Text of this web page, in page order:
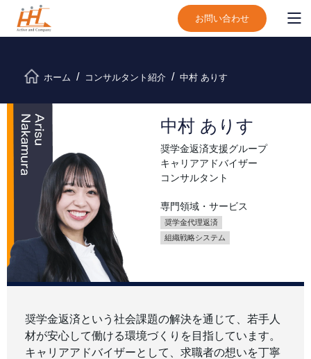
お問い合わせ
ホーム コンサルタント紹介 中村 ありす
中村 ありす
奨学金返済支援グループ
キャリアアドバイザー
コンサルタント
専門領域・サービス
奨学金代理返済
組織戦略システム
奨学金返済という社会課題の解決を通じて、若手人
材が安心して働ける環境づくりを目指しています。
キャリアアドバイザーとして、求職者の想いを丁寧